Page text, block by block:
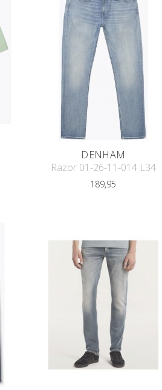
DENHAM
Razor 01-26-11-014 L34
189,95